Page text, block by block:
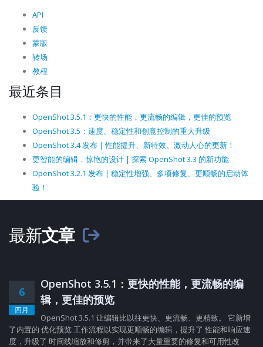
API
反馈
蒙版
转场
教程
最近条目
OpenShot 3.5.1：更快的性能，更流畅的编辑，更佳的预览
OpenShot 3.5：速度、稳定性和创意控制的重大升级
OpenShot 3.4 发布 | 性能提升、新特效、激动人心的更新！
更智能的编辑，惊艳的设计 | 探索 OpenShot 3.3 的新功能
OpenShot 3.2.1 发布 | 稳定性增强、多项修复、更顺畅的启动体
验！
最新文章
6
四月
OpenShot 3.5.1：更快的性能，更流畅的编
辑，更佳的预览
OpenShot 3.5.1 让编辑比以往更快、更流畅、更精致。 它新增
了内置的 优化预览 工作流程以实现更顺畅的编辑，提升了 性能和响应速
度，升级了 时间线缩放和修剪，并带来了大量重要的修复和可用性改